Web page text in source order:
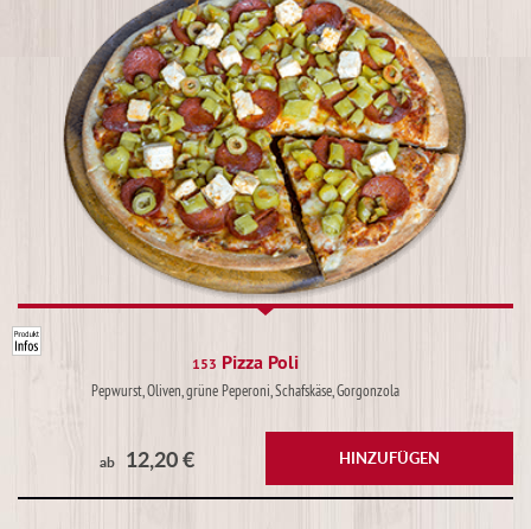
153 Pizza Poli
Pepwurst, Oliven, grüne Peperoni, Schafskäse, Gorgonzola
ab 12,20 € HINZUFÜGEN